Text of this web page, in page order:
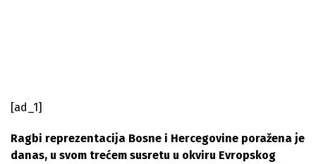
[ad_1]
Ragbi reprezentacija Bosne i Hercegovine poražena je
danas, u svom trećem susretu u okviru Evropskog